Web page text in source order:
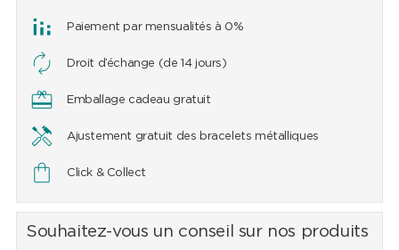
Paiement par mensualités à 0%
Droit d’échange (de 14 jours)
Emballage cadeau gratuit
Ajustement gratuit des bracelets métalliques
Click & Collect
Souhaitez-vous un conseil sur nos produits